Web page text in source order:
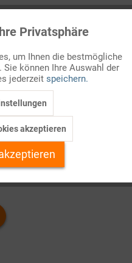
Durch die Verbesserung der
der medizinischen
Sie?
Aktiv
Inaktiv
Inaktiv
Privatsphäre
um Ihnen die bestmögliche
können Ihre Auswahl der
jederzeit speichern.
akzeptieren